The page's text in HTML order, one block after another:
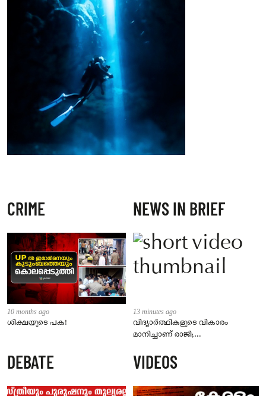
CRIME
10 months ago
ശിക്ഷയുടെ പക!
NEWS IN BRIEF
13 minutes ago
വിദ്യാർത്ഥികളുടെ വികാരം
മാനിച്ചാണ് രാജി;
കേന്ദ്രമന്ത്രി ധർമേന്ദ്ര പ്രധാൻ
DEBATE VIDEOS